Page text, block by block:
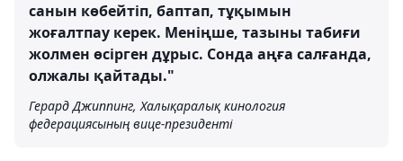
санын көбейтіп, баптап, тұқымын
жоғалтпау керек. Меніңше, тазыны табиғи
жолмен өсірген дұрыс. Сонда аңға салғанда,
олжалы қайтады."
Герард Джиппинг, Халықаралық кинология
федерациясының вице-президенті